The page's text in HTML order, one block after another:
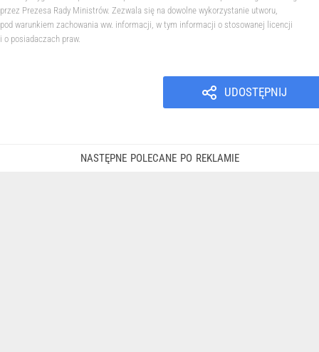
przez Prezesa Rady Ministrów. Zezwala się na dowolne wykorzystanie utworu,
pod warunkiem zachowania ww. informacji, w tym informacji o stosowanej licencji
i o posiadaczach praw.
UDOSTĘPNIJ